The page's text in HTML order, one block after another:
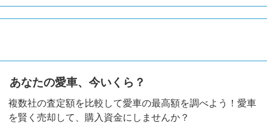
あなたの愛車、今いくら？
複数社の査定額を比較して愛車の最高額を調べよう！愛車
を賢く売却して、購入資金にしませんか？